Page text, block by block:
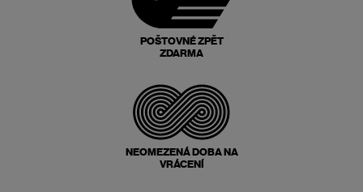
POŠTOVNÉ ZPĚT
ZDARMA
NEOMEZENÁ DOBA NA
VRÁCENÍ